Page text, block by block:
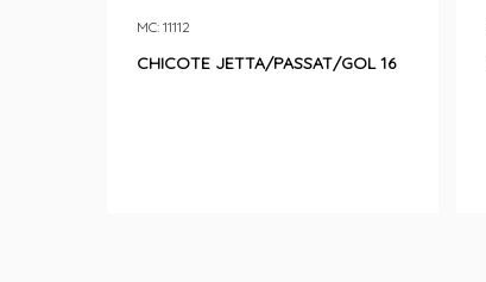
CHICOTE JETTA/PASSAT/GOL 16
MC: 11112